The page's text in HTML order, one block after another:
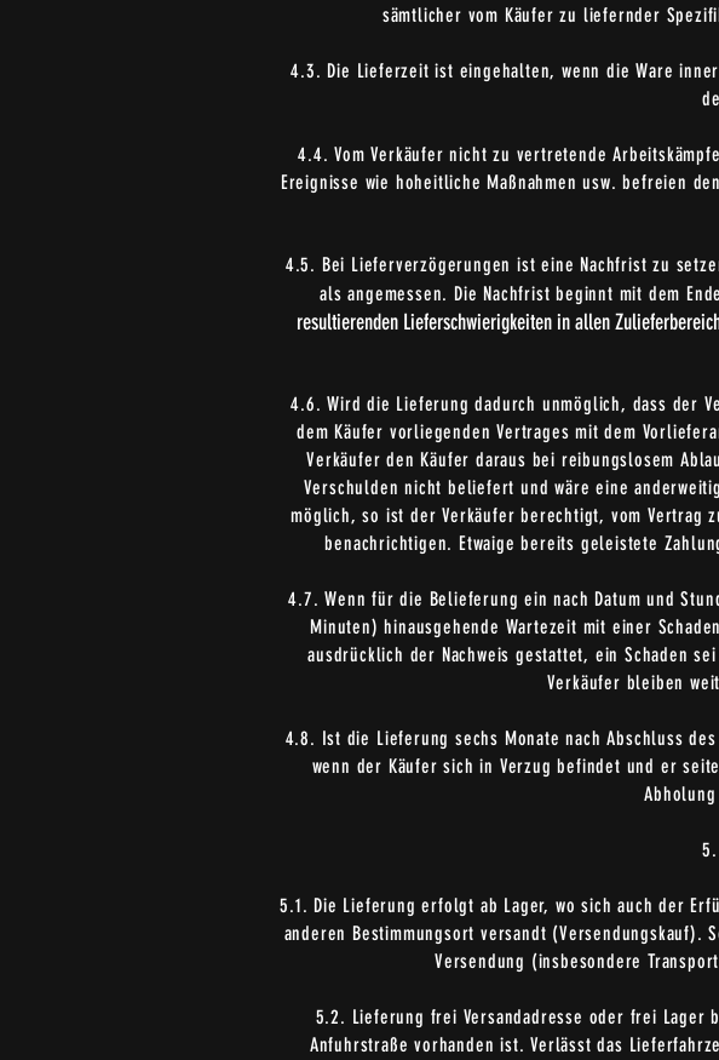
sämtlicher vom Käufer zu liefernder
4.3. Die Lieferzeit ist eingehalten, wenn die Ware
4.4. Vom Verkäufer nicht zu vertretende
Ereignisse wie hoheitliche Maßnahmen usw. befreien
4.5. Bei Lieferverzögerungen ist eine Nachfrist zu
als angemessen. Die Nachfrist beginnt mit dem
resultierenden Lieferschwierigkeiten in allen
4.6. Wird die Lieferung dadurch unmöglich, dass der
dem Käufer vorliegenden Vertrages mit dem
Verkäufer den Käufer daraus bei reibungslosem
Verschulden nicht beliefert und wäre eine
möglich, so ist der Verkäufer berechtigt, vom Vertrag
benachrichtigen. Etwaige bereits geleistete
4.7. Wenn für die Belieferung ein nach Datum und
Minuten) hinausgehende Wartezeit mit einer
ausdrücklich der Nachweis gestattet, ein Schaden
Verkäufer bleiben
4.8. Ist die Lieferung sechs Monate nach Abschluss
wenn der Käufer sich in Verzug befindet und er
5.1. Die Lieferung erfolgt ab Lager, wo sich auch der
anderen Bestimmungsort versandt
Versendung (insbesondere
5.2. Lieferung frei Versandadresse oder frei Lager
Anfuhrstraße vorhanden ist. Verlässt das